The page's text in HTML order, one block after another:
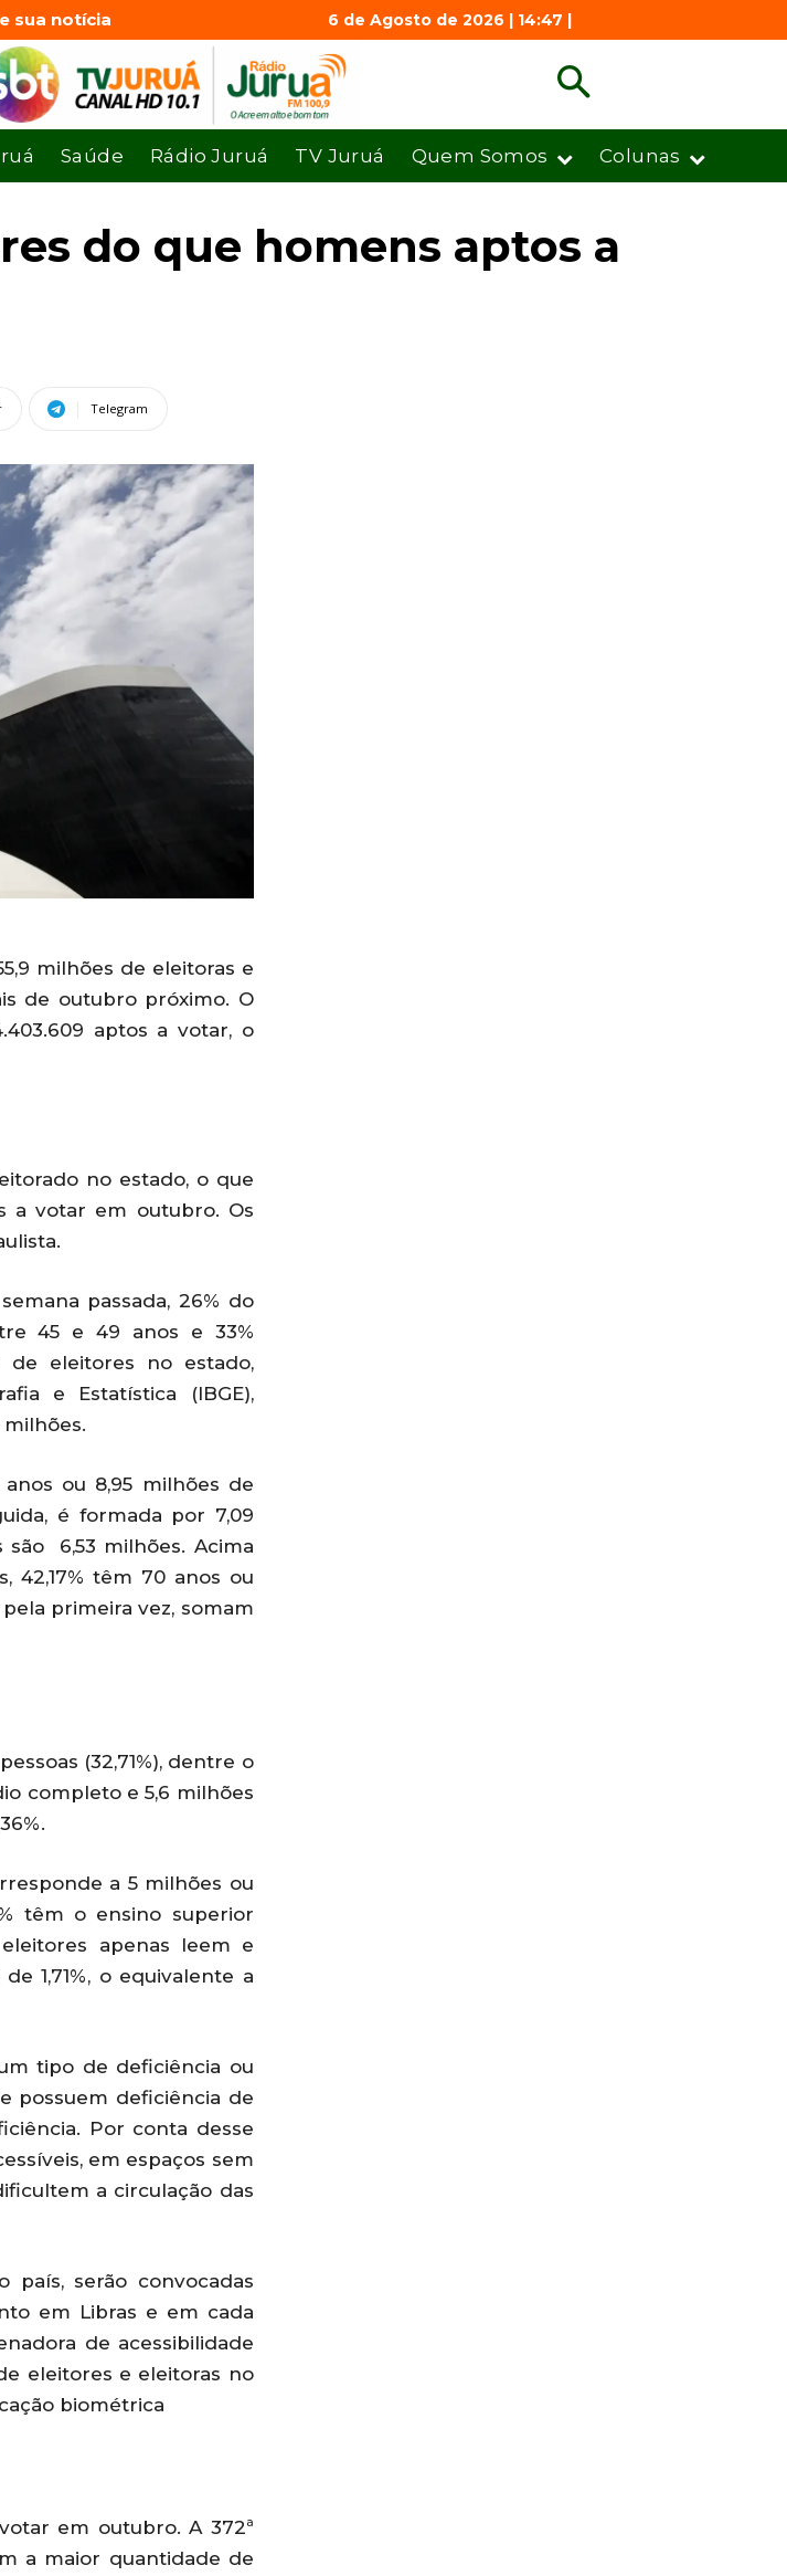
sua notícia 6 de Agosto de 2026 | 14:47 |
Saúde Rádio Juruá TV Juruá Quem Somos Colunas
do que homens aptos a
Telegram
milhões de eleitoras e
de outubro próximo. O
aptos a votar, o
no estado, o que
a votar em outubro. Os
passada, 26% do
45 e 49 anos e 33%
de eleitores no estado,
e Estatística (IBGE),
ou 8,95 milhões de
é formada por 7,09
são 6,53 milhões. Acima
42,17% têm 70 anos ou
primeira vez, somam
(32,71%), dentre o
completo e 5,6 milhões
a 5 milhões ou
têm o ensino superior
apenas leem e
1,71%, o equivalente a
tipo de deficiência ou
possuem deficiência de
Por conta desse
em espaços sem
a circulação das
serão convocadas
em Libras e em cada
de acessibilidade
eleitores e eleitoras no
biométrica
em outubro. A 372ª
a maior quantidade de